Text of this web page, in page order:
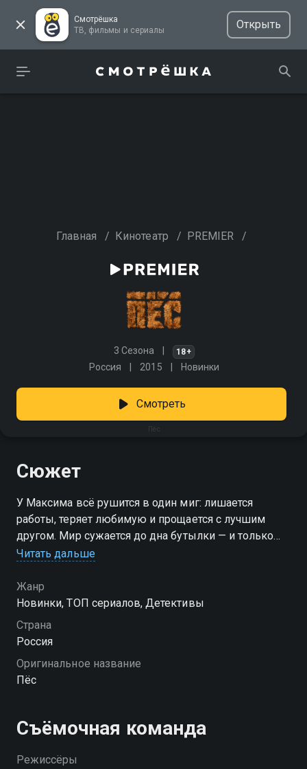
Смотрёшка
ТВ, фильмы и сериалы
Открыть
Главная / Кинотеатр / PREMIER /
3 Сезона 18+
Россия 2015 Новинки
Пёс
Смотреть
Сюжет
У Максима всё рушится в один миг: лишается
работы, теряет любимую и прощается с лучшим
другом. Мир сужается до дна бутылки — и только
случай встречает его на повороте. На дороге —
даже не догадываясь, что это и есть его спасение. С
этого момента они вдвоем — как напарники:
раскрывают сложные преступления, учатся
доверять и снова чувствовать вкус жизни. Пёс
конца. И каждый новый день — это не только
борьба с опасностью, но и шаг к себе прежнему.
Читать дальше
Жанр
Новинки, ТОП сериалов, Детективы
Страна
Россия
Оригинальное название
Пёс
Съёмочная команда
Режиссёры